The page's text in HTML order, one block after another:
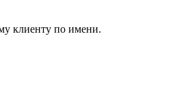
клиенту по имени.